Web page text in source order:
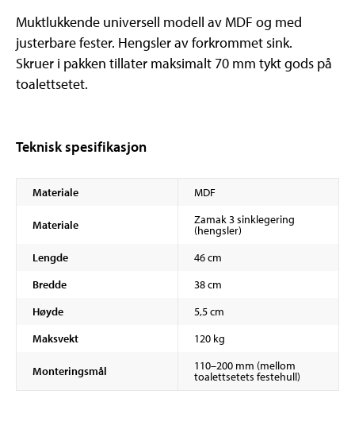
Muktlukkende universell modell av MDF og med
justerbare fester. Hengsler av forkrommet sink.
Skruer i pakken tillater maksimalt 70 mm tykt gods på
toalettsetet.
Teknisk spesifikasjon
Materiale MDF
Materiale Zamak 3 sinklegering
(hengsler)
Lengde
46 cm
Bredde
38 cm
Høyde
5,5 cm
Maksvekt
120 kg
Monteringsmål 110–200 mm (mellom
toalettsetets festehull)